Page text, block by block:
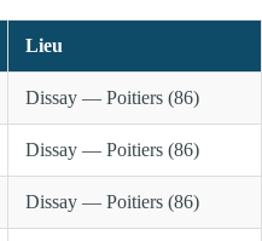
Lieu
Dissay — Poitiers (86)
Dissay — Poitiers (86)
Dissay — Poitiers (86)